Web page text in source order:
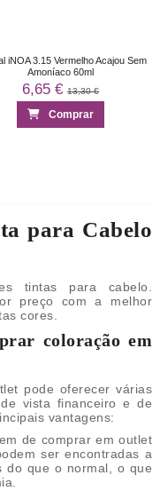
iNOA 3.15 Vermelho Acajou Sem
Amoníaco 60ml
6,65 € 13,30 €
Comprar
para Cabelo
tintas para cabelo.
preço com a melhor
cores.
coloração em
pode oferecer várias
vista financeiro e de
vantagens:
de comprar em outlet
ser encontradas a
do que o normal, o que